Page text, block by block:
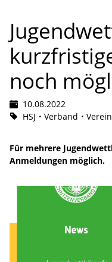
noch
10.08.2022
HSJ
Verband
Für mehrere
Anmeldungen möglich.